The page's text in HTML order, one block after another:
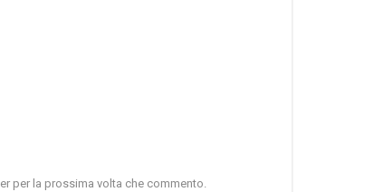
per la prossima volta che commento.